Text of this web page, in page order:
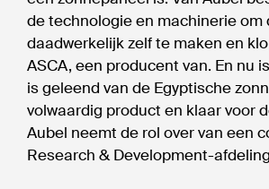
de technologie en machinerie om
daadwerkelijk zelf te maken en
ASCA, een producent van. En nu
is geleend van de Egyptische
volwaardig product en klaar voor
Aubel neemt de rol over van een
Research & Development-